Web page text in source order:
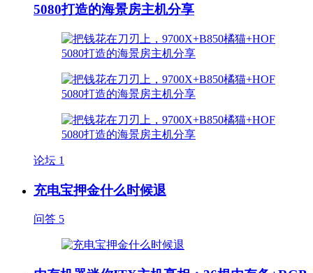
5080打造的海景房主机分享
论坛 1
充电宝押金什么时候退
问答 5